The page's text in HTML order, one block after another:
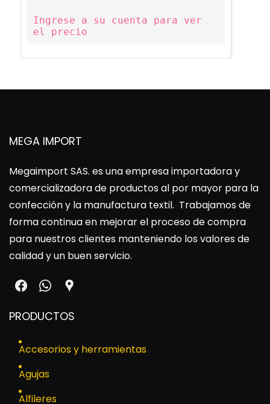
Ingrese a su cuenta para ver
el precio
MEGA IMPORT
Megaimport SAS. es una empresa importadora y
comercializadora de productos al por mayor para la
confección y la manufactura textil. Trabajamos de
forma continua en mejorar el proceso de compra
para nuestros clientes manteniendo los valores de
calidad y un buen servicio.
PRODUCTOS
Accesorios y herramientas
Agujas
Alfileres